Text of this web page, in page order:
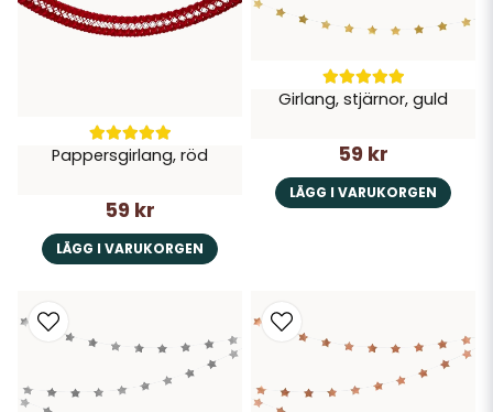
Pappersgirlang, röd
59 kr
LÄGG I VARUKORGEN
Girlang, stjärnor, guld
59 kr
LÄGG I VARUKORGEN